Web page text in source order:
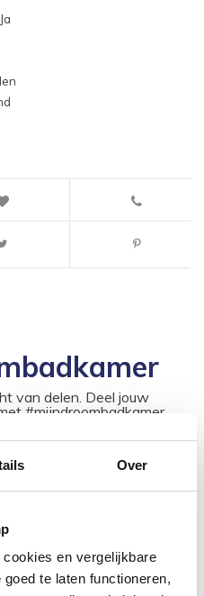
Over
en vergelijkbare
te laten functioneren,
van delen. Deel jouw
#mijndroombadkamer
vol met unieke